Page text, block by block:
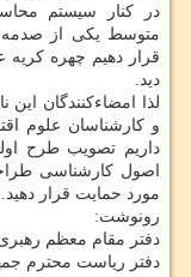
در كنار سیستم
متوسط یكی از صدمه
قرار دهیم چهره كریه
دید.
لذا امضاءكنندگان
و كارشناسان علوم
داریم تصویب طرح
اصول كارشناسی
مورد حمایت قرار دهید.
رونوشت:
دفتر مقام معظم
دفتر ریاست محترم